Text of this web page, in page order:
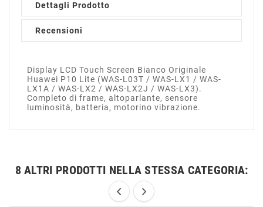
Dettagli Prodotto
Recensioni
Display LCD Touch Screen Bianco Originale
Huawei P10 Lite (WAS-L03T / WAS-LX1 / WAS-
LX1A / WAS-LX2 / WAS-LX2J / WAS-LX3).
Completo di frame, altoparlante, sensore
luminosità, batteria, motorino vibrazione.
8 ALTRI PRODOTTI NELLA STESSA CATEGORIA: